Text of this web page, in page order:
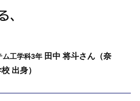
、
ム工学科3年 田中 将斗さん（奈
出身）